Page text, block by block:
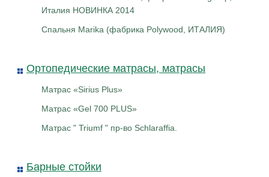
Италия НОВИНКА 2014
Спальня Marika (фабрика Polywood, ИТАЛИЯ)
Ортопедические матрасы, матрасы
Матрас «Sirius Plus»
Матрас «Gel 700 PLUS»
Матрас " Triumf " пр-во Schlaraffia.
Барные стойки